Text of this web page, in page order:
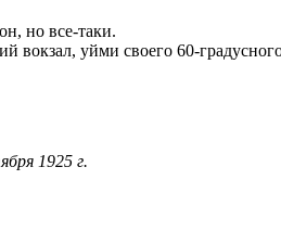
но все-таки.
вокзал, уйми своего 60-
1925 г.